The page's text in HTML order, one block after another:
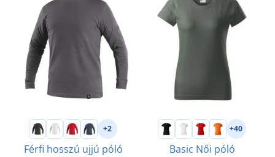
+2
Férfi hosszú ujjú póló
+40
Basic Női póló